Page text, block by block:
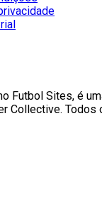
Futbol Sites, é
Collective. Todos